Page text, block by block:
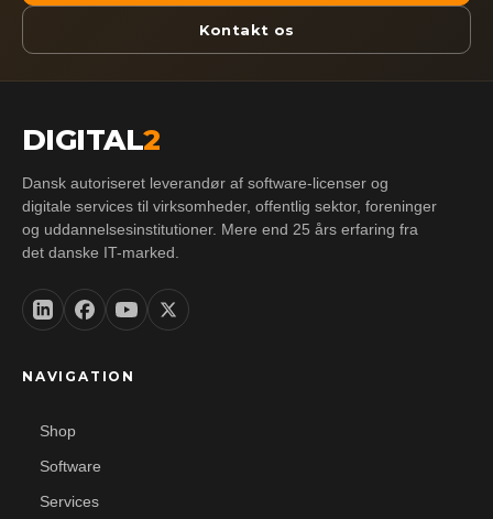
Kontakt os
DIGITAL2
Dansk autoriseret leverandør af software-licenser og
digitale services til virksomheder, offentlig sektor, foreninger
og uddannelsesinstitutioner. Mere end 25 års erfaring fra
det danske IT-marked.
NAVIGATION
Shop
Software
Services